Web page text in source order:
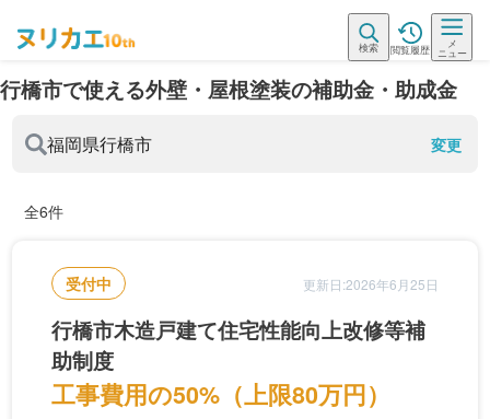
検索 閲覧履歴
メ
ニュー
行橋市で使える外壁・屋根塗装の補助金・助成金
福岡県行橋市 変更
全6件
受付中 更新日:2026年6月25日
行橋市木造戸建て住宅性能向上改修等補
助制度
工事費用の50%（上限80万円）